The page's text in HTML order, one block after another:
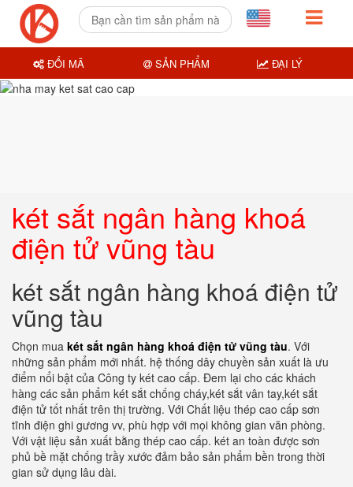
két sắt ngân hàng khoá
điện tử vũng tàu
két sắt ngân hàng khoá điện tử
vũng tàu
Chọn mua két sắt ngân hàng khoá điện tử vũng tàu. Với
những sản phẩm mới nhất. hệ thống dây chuyền sản xuất là ưu
điểm nổi bật của Công ty két cao cấp. Đem lại cho các khách
hàng các sản phẩm két sắt chống cháy,két sắt vân tay,két sắt
điện tử tốt nhất trên thị trường. Với Chất liệu thép cao cấp sơn
tĩnh điện ghi gương vv, phù hợp với mọi không gian văn phòng.
Với vật liệu sản xuất bằng thép cao cấp. két an toàn được sơn
phủ bề mặt chống trầy xước đảm bảo sản phẩm bền trong thời
gian sử dụng lâu dài.
ĐỔI MÃ SẢN PHẨM ĐẠI LÝ